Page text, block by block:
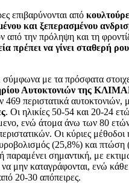
επιβαρύνονται από
και ξεπερασμένου
από την πρόληψη και τη
πρέπει να γίνει σταθερή
με τα πρόσφατα
Αυτοκτονιών της
469 περιστατικά αυτοκτονιών,
. Οι ηλικίες 50‑54 και 20‑24
ενώ άτομα άνω των 80
Οι κύριες μέθοδοι
(25,8%) και
παραμένει σημαντική, με
να μην καταγράφονται, ενώ
20‑30 απόπειρες.